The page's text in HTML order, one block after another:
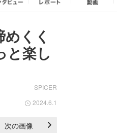
くく
と楽し
SPICER
2024.6.1
次の画像